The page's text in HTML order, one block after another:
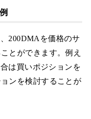
200DMAを価格のサ
とができます。例え
は買いポジションを
ンを検討することが